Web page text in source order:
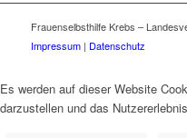
Frauenselbsthilfe Krebs –
Impressum| Datenschutz
Es werden auf dieser Website
darzustellen und das